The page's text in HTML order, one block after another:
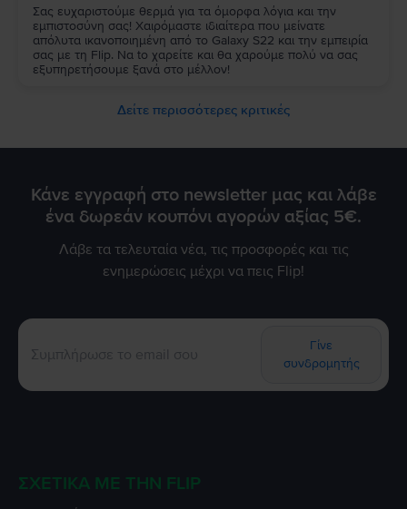
Σας ευχαριστούμε θερμά για τα όμορφα λόγια και την
εμπιστοσύνη σας! Χαιρόμαστε ιδιαίτερα που μείνατε
απόλυτα ικανοποιημένη από τo Galaxy S22 και την εμπειρία
σας με τη Flip. Να to χαρείτε και θα χαρούμε πολύ να σας
εξυπηρετήσουμε ξανά στο μέλλον!
Δείτε περισσότερες κριτικές
Κάνε εγγραφή στο newsletter μας και λάβε
ένα δωρεάν κουπόνι αγορών αξίας 5€.
Λάβε τα τελευταία νέα, τις προσφορές και τις
ενημερώσεις μέχρι να πεις Flip!
Γίνε
συνδρομητής
ΣΧΕΤΙΚΆ ΜΕ ΤΗΝ FLIP